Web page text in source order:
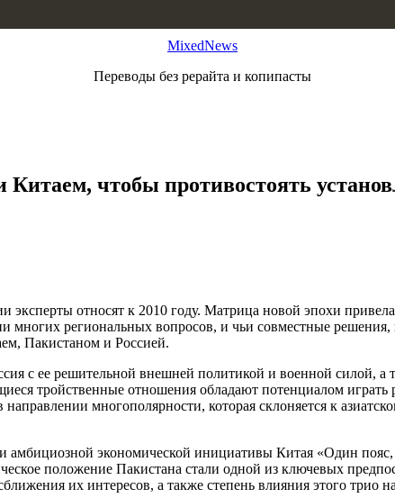
MixedNews
Переводы без рерайта и копипасты
чтобы противостоять
относят к 2010 году. Матрица новой эпохи
многих региональных вопросов, и чьи совместные
Пакистаном и Россией.
с ее решительной внешней политикой и военной силой, а
тройственные отношения обладают потенциалом
многополярности, которая склоняется к
амбициозной экономической инициативы Китая «Один
положение Пакистана стали одной из ключевых
их интересов, а также степень влияния этого трио